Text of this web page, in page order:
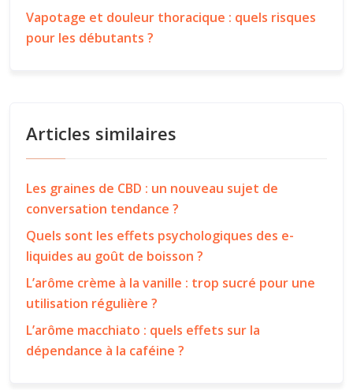
Vapotage et douleur thoracique : quels risques
pour les débutants ?
Articles similaires
Les graines de CBD : un nouveau sujet de
conversation tendance ?
Quels sont les effets psychologiques des e-
liquides au goût de boisson ?
L’arôme crème à la vanille : trop sucré pour une
utilisation régulière ?
L’arôme macchiato : quels effets sur la
dépendance à la caféine ?